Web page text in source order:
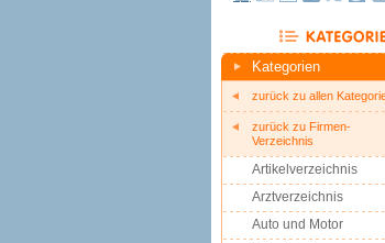
Kategorien
zurück zu allen
zurück zu Firmen-
Verzeichnis
Artikelverzeichnis
Arztverzeichnis
Auto und Motor